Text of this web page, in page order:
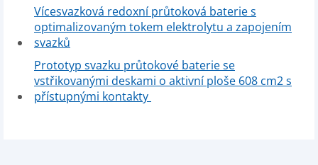
Vícesvazková redoxní průtoková baterie s
optimalizovaným tokem elektrolytu a zapojením
svazků
Prototyp svazku průtokové baterie se
vstřikovanými deskami o aktivní ploše 608 cm2 s
přístupnými kontakty